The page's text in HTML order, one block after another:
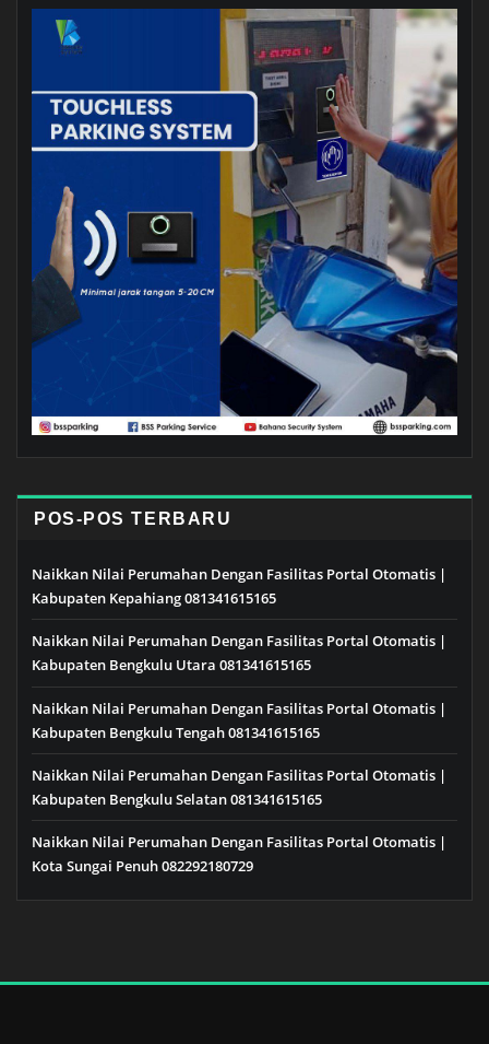
POS-POS TERBARU
Naikkan Nilai Perumahan Dengan Fasilitas Portal Otomatis |
Kabupaten Kepahiang 081341615165
Naikkan Nilai Perumahan Dengan Fasilitas Portal Otomatis |
Kabupaten Bengkulu Utara 081341615165
Naikkan Nilai Perumahan Dengan Fasilitas Portal Otomatis |
Kabupaten Bengkulu Tengah 081341615165
Naikkan Nilai Perumahan Dengan Fasilitas Portal Otomatis |
Kabupaten Bengkulu Selatan 081341615165
Naikkan Nilai Perumahan Dengan Fasilitas Portal Otomatis |
Kota Sungai Penuh 082292180729